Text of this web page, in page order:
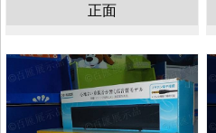
正面